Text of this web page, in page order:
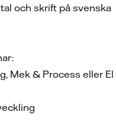
och skrift på svenska
Mek & Process eller El